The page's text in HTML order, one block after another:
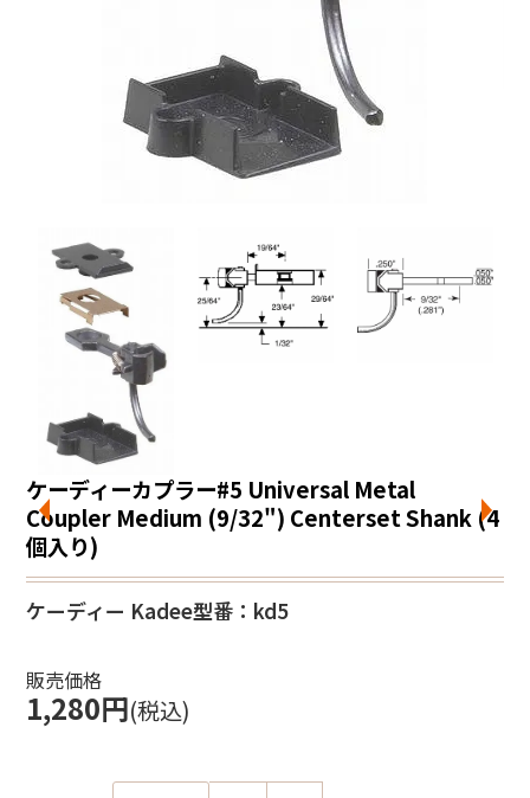
ケーディーカプラー#5 Universal Metal
Coupler Medium (9/32") Centerset Shank (4
個入り)
ケーディー Kadee型番：kd5
販売価格
1,280円(税込)